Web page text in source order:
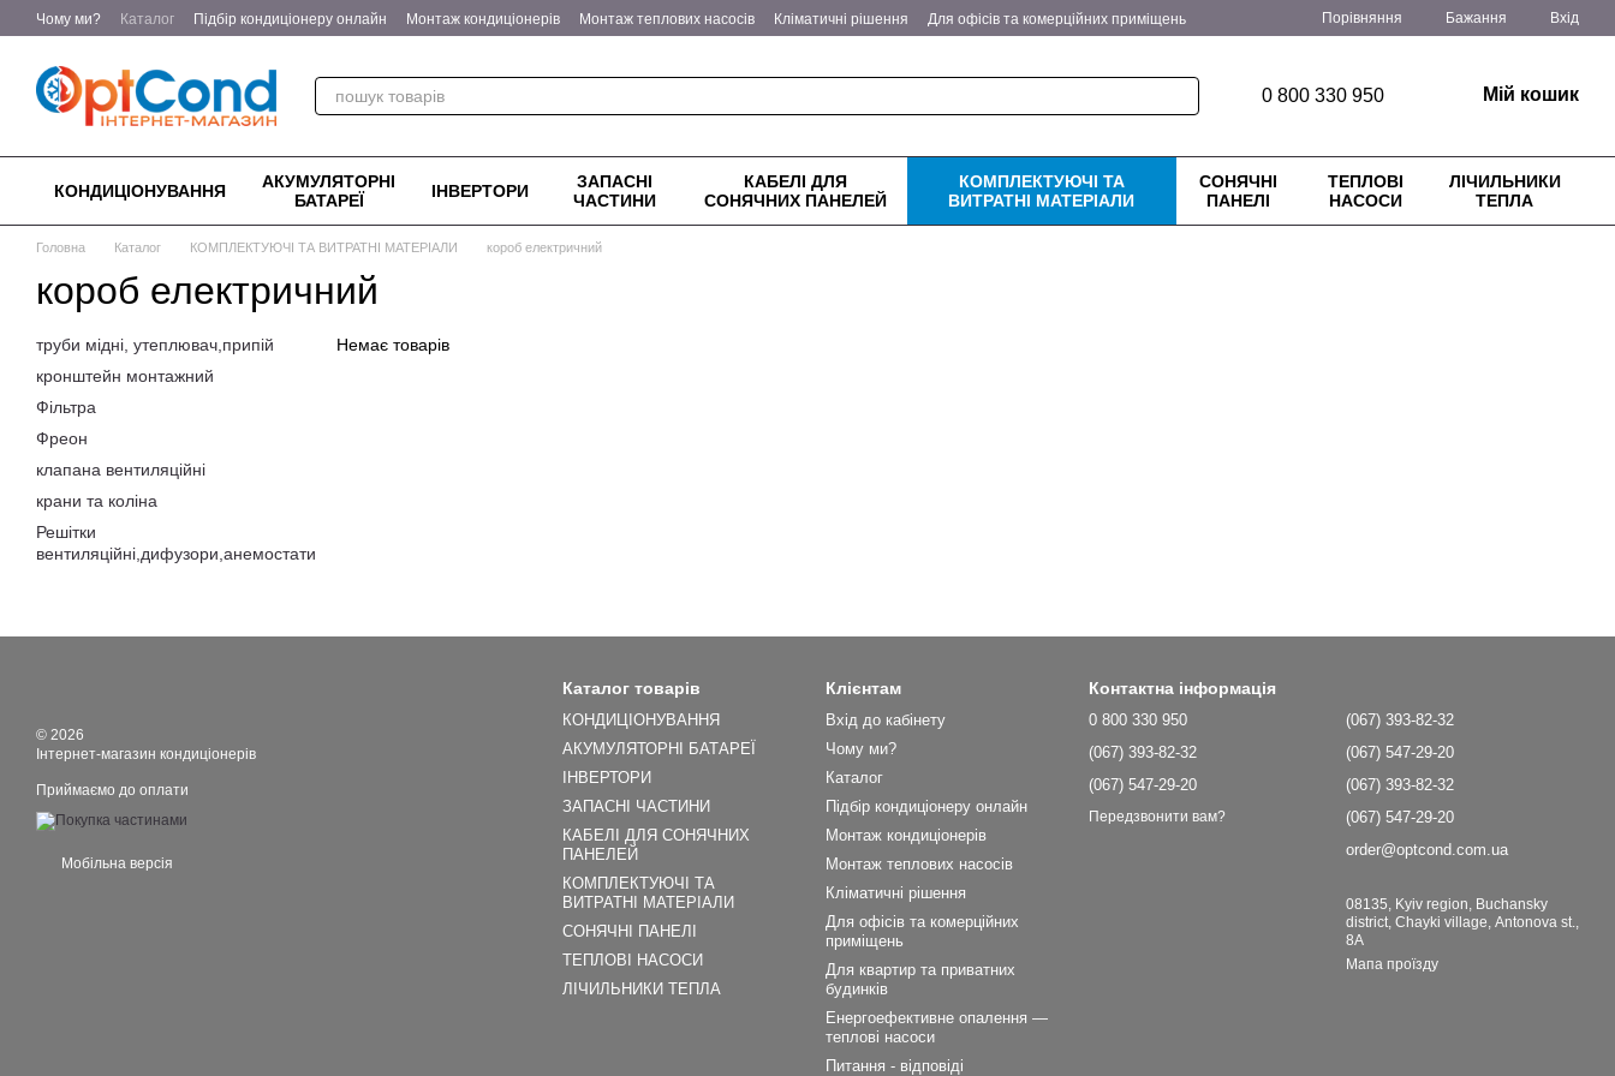
Перейти до основного контенту
Чому ми? Каталог Підбір кондиціонеру онлайн Монтаж кондиціонерів Монтаж теплових насосів Кліматичні рішення
Для офісів та комерційних приміщень
Відгуки про магазин
Порівняння Бажання Вхід
0 800 330 950 Мій кошик
КОНДИЦІОНУВАННЯ
АКУМУЛЯТОРНІ
БАТАРЕЇ
ІНВЕРТОРИ
ЗАПАСНІ
ЧАСТИНИ
КАБЕЛІ ДЛЯ
СОНЯЧНИХ ПАНЕЛЕЙ
КОМПЛЕКТУЮЧІ ТА
ВИТРАТНІ МАТЕРІАЛИ
СОНЯЧНІ
ПАНЕЛІ
ТЕПЛОВІ
НАСОСИ
ЛІЧИЛЬНИКИ
ТЕПЛА
Головна Каталог КОМПЛЕКТУЮЧІ ТА ВИТРАТНІ МАТЕРІАЛИ короб електричний
короб електричний
Немає товарів
труби мідні, утеплювач,припій
кронштейн монтажний
Фільтра
Фреон
клапана вентиляційні
крани та коліна
Решітки
вентиляційні,дифузори,анемостати
© 2026
Інтернет-магазин кондиціонерів
Приймаємо до оплати
Мобільна версія
Каталог товарів
КОНДИЦІОНУВАННЯ
АКУМУЛЯТОРНІ БАТАРЕЇ
ІНВЕРТОРИ
ЗАПАСНІ ЧАСТИНИ
КАБЕЛІ ДЛЯ СОНЯЧНИХ
ПАНЕЛЕЙ
КОМПЛЕКТУЮЧІ ТА
ВИТРАТНІ МАТЕРІАЛИ
СОНЯЧНІ ПАНЕЛІ
ТЕПЛОВІ НАСОСИ
ЛІЧИЛЬНИКИ ТЕПЛА
Клієнтам
Вхід до кабінету
Чому ми?
Каталог
Підбір кондиціонеру онлайн
Монтаж кондиціонерів
Монтаж теплових насосів
Кліматичні рішення
Для офісів та комерційних
приміщень
Для квартир та приватних
будинків
Енергоефективне опалення —
теплові насоси
Питання - відповіді
Контактна інформація
0 800 330 950
(067) 393-82-32
(067) 547-29-20
Передзвонити вам?
(067) 393-82-32
(067) 547-29-20
(067) 393-82-32
(067) 547-29-20
order@optcond.com.ua
08135, Kyiv region, Buchansky
district, Chayki village, Antonova st.,
8A
Мапа проїзду